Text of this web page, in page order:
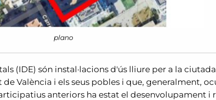
plano
(IDE) són instal·lacions d'ús lliure per a la
València i els seus pobles i que, generalment,
anteriors ha estat el desenvolupament i